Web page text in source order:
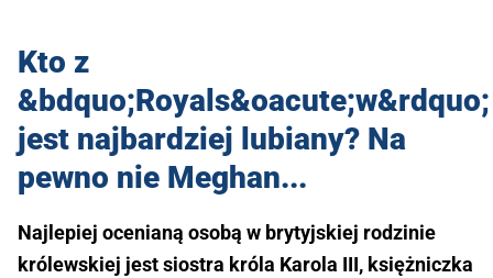
Kto z
&bdquo;Royals&oacute;w&rdquo;
jest najbardziej lubiany? Na
pewno nie Meghan...
Najlepiej ocenianą osobą w brytyjskiej rodzinie
królewskiej jest siostra króla Karola III, księżniczka